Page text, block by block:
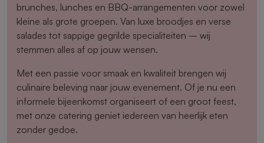
brunches, lunches en BBQ-arrangementen voor zowel
kleine als grote groepen. Van luxe broodjes en verse
salades tot sappige gegrilde specialiteiten – wij
stemmen alles af op jouw wensen.
Met een passie voor smaak en kwaliteit brengen wij
culinaire beleving naar jouw evenement. Of je nu een
informele bijeenkomst organiseert of een groot feest,
met onze catering geniet iedereen van heerlijk eten
zonder gedoe.